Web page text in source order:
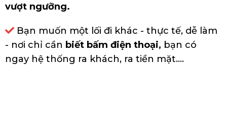
vượt ngưỡng.
Bạn muốn một lối đi khác - thực tế, dễ làm
- nơi chỉ cần biết bấm điện thoại, bạn có
ngay hệ thống ra khách, ra tiền mặt....